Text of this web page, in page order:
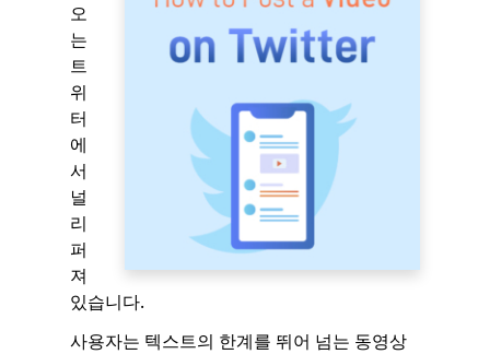
오
는
트
위
터
에
서
널
리
퍼
져
있습니다.
사용자는 텍스트의 한계를 뛰어 넘는 동영상